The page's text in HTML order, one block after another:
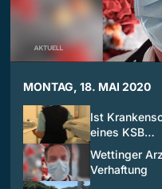
MONTAG, 18. MAI 2020
Ist
eines KSB…
Wettinger
Verhaftung